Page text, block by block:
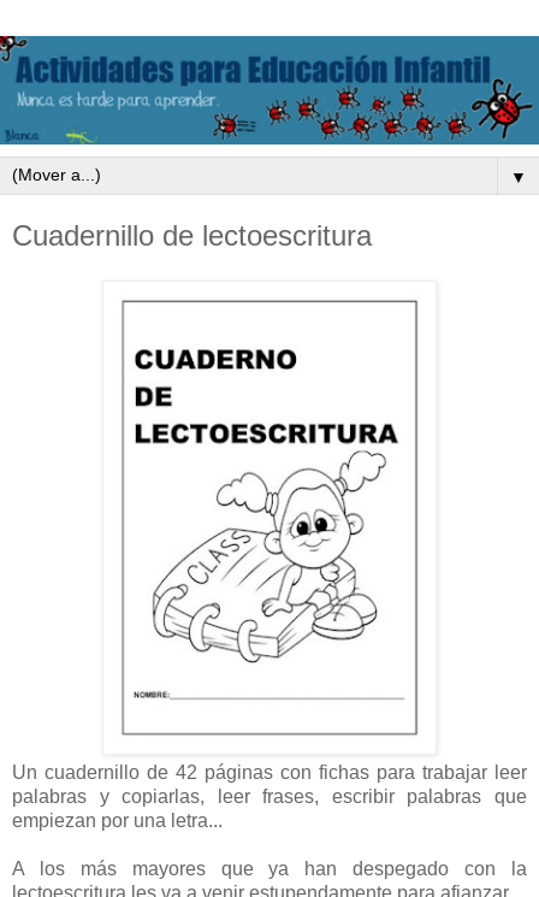
▼
Cuadernillo de lectoescritura
Un cuadernillo de 42 páginas con fichas para trabajar leer
palabras y copiarlas, leer frases, escribir palabras que
empiezan por una letra...
A los más mayores que ya han despegado con la